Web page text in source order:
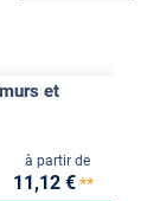
et
à partir de
11 ,12 €**